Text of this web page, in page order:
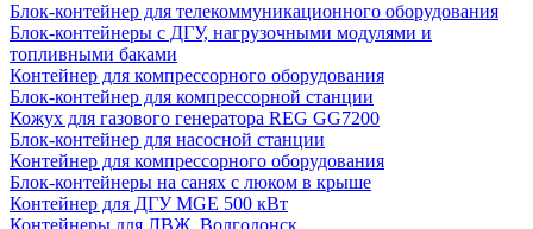
Блок-контейнер для телекоммуникационного оборудования
Блок-контейнеры с ДГУ, нагрузочными модулями и
топливными баками
Контейнер для компрессорного оборудования
Блок-контейнер для компрессорной станции
Кожух для газового генератора REG GG7200
Блок-контейнер для насосной станции
Контейнер для компрессорного оборудования
Блок-контейнеры на санях с люком в крыше
Контейнер для ДГУ MGE 500 кВт
Контейнеры для ЛВЖ, Волгодонск